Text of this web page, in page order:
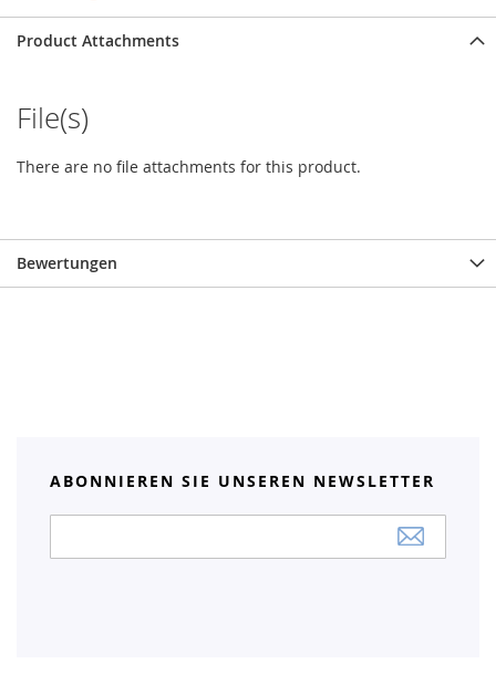
Product Attachments
File(s)
There are no file attachments for this product.
Bewertungen
ABONNIEREN SIE UNSEREN NEWSLETTER
Newsletter: